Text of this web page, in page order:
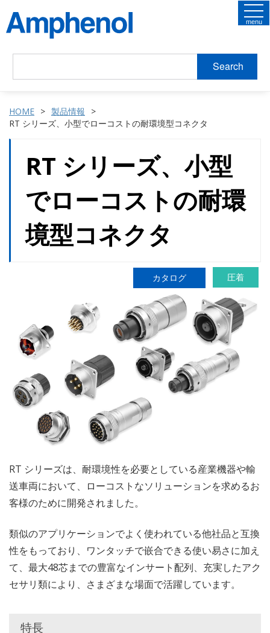
Search
menu
HOME
製品情報
RT シリーズ、小型でローコストの耐環境型コネクタ
RT シリーズ、小型
でローコストの耐環
境型コネクタ
カタログ 圧着
RT シリーズは、耐環境性を必要としている産業機器や輸
送車両において、ローコストなソリューションを求めるお
客様のために開発されました。
類似のアプリケーションでよく使われている他社品と互換
性をもっており、ワンタッチで嵌合できる使い易さに加え
て、最大48芯までの豊富なインサート配列、充実したアク
セサリ類により、さまざまな場面で活躍しています。
特長